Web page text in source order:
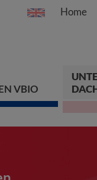
Home
VBIO